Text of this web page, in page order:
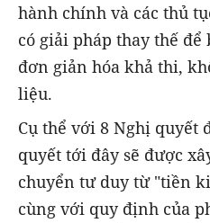
hành chính và các thủ
có giải pháp thay thế để
đơn giản hóa khả thi,
liệu.
Cụ thể với 8 Nghị quyết
quyết tới đây sẽ được
chuyển tư duy từ "tiền
cùng với quy định của